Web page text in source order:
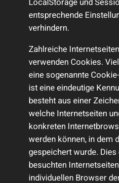
entsprechende
verhindern.
Zahlreiche
verwenden Cookies.
eine sogenannte
ist eine eindeutige
besteht aus einer
welche Internetseiten
konkreten
werden können, in dem
gespeichert wurde.
besuchten
individuellen Browser